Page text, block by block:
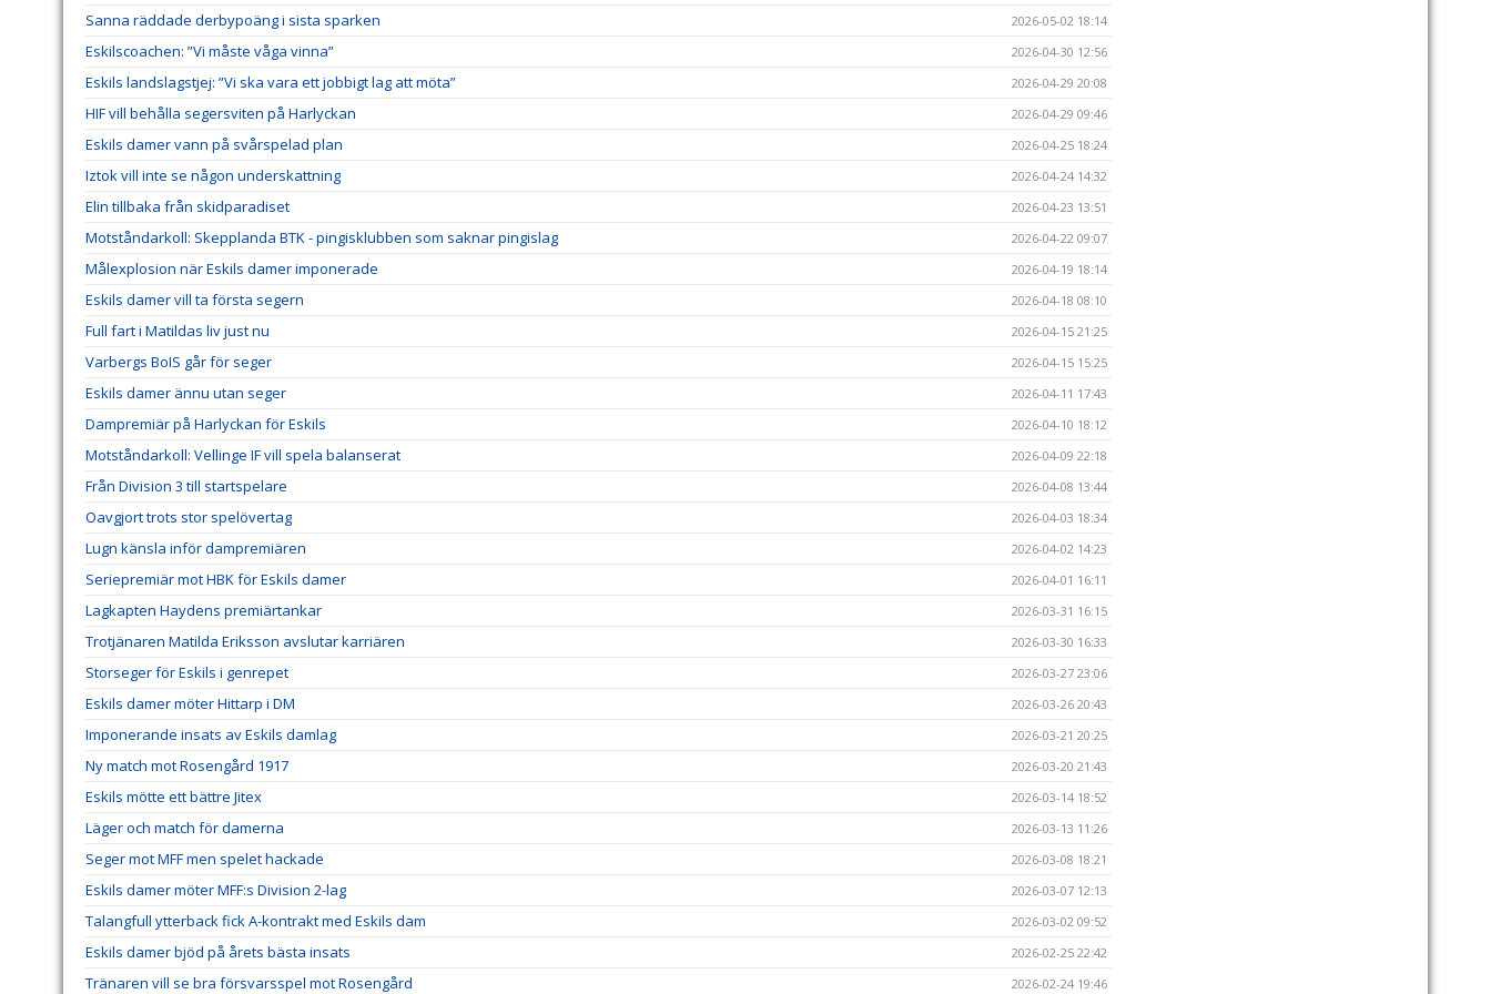
Sanna räddade derbypoäng i sista sparken 2026-05-02 18:14
Eskilscoachen: ”Vi måste våga vinna” 2026-04-30 12:56
Eskils landslagstjej: ”Vi ska vara ett jobbigt lag att möta” 2026-04-29 20:08
HIF vill behålla segersviten på Harlyckan 2026-04-29 09:46
Eskils damer vann på svårspelad plan 2026-04-25 18:24
Iztok vill inte se någon underskattning 2026-04-24 14:32
Elin tillbaka från skidparadiset 2026-04-23 13:51
Motståndarkoll: Skepplanda BTK - pingisklubben som saknar pingislag 2026-04-22 09:07
Målexplosion när Eskils damer imponerade 2026-04-19 18:14
Eskils damer vill ta första segern 2026-04-18 08:10
Full fart i Matildas liv just nu 2026-04-15 21:25
Varbergs BoIS går för seger 2026-04-15 15:25
Eskils damer ännu utan seger 2026-04-11 17:43
Dampremiär på Harlyckan för Eskils 2026-04-10 18:12
Motståndarkoll: Vellinge IF vill spela balanserat 2026-04-09 22:18
Från Division 3 till startspelare 2026-04-08 13:44
Oavgjort trots stor spelövertag 2026-04-03 18:34
Lugn känsla inför dampremiären 2026-04-02 14:23
Seriepremiär mot HBK för Eskils damer 2026-04-01 16:11
Lagkapten Haydens premiärtankar 2026-03-31 16:15
Trotjänaren Matilda Eriksson avslutar karriären 2026-03-30 16:33
Storseger för Eskils i genrepet 2026-03-27 23:06
Eskils damer möter Hittarp i DM 2026-03-26 20:43
Imponerande insats av Eskils damlag 2026-03-21 20:25
Ny match mot Rosengård 1917 2026-03-20 21:43
Eskils mötte ett bättre Jitex 2026-03-14 18:52
Läger och match för damerna 2026-03-13 11:26
Seger mot MFF men spelet hackade 2026-03-08 18:21
Eskils damer möter MFF:s Division 2-lag 2026-03-07 12:13
Talangfull ytterback fick A-kontrakt med Eskils dam 2026-03-02 09:52
Eskils damer bjöd på årets bästa insats 2026-02-25 22:42
Tränaren vill se bra försvarsspel mot Rosengård 2026-02-24 19:46